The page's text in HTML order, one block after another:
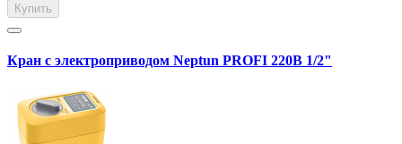
Купить
Кран с электроприводом Neptun PROFI 220В 1/2"